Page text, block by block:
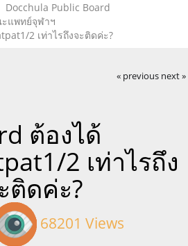
Docchula Public Board
แพทย์จุฬาฯ
2 เท่าไรถึงจะติดค่ะ?
« previous next »
ต้องได้
2 เท่าไรถึง
ติดค่ะ?
68201 Views